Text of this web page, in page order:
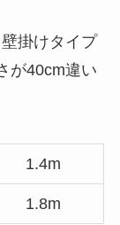
掛けタイプ
が40cm違い
1.4m
1.8m